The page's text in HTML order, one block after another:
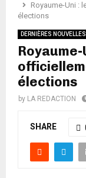
Royaume-Uni :
élections
DERNIÈRES NOUVELLES
élections
by LA REDACTION
SHARE